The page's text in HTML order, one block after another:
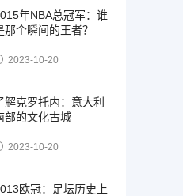
年NBA总冠军：谁
那个瞬间的王者？
2023-10-20
解克罗托内：意大利
部的文化古城
2023-10-20
欧冠：足坛历史上